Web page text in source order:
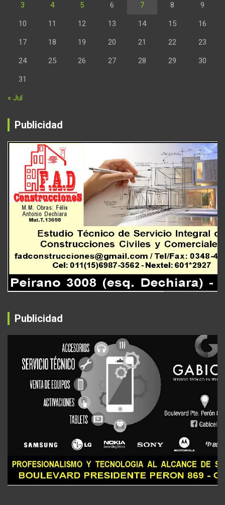
3 4 5 6 7 8 9
10 11 12 13 14 15 16
17 18 19 20 21 22 23
24 25 26 27 28 29 30
31
« Jul
Publicidad
Publicidad